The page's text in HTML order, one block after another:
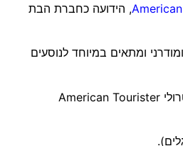
, הידועה כחברת הבת
ומתאים במיוחד לנוסעים
הנה פרטים נוספים על הטרולי American Tourister